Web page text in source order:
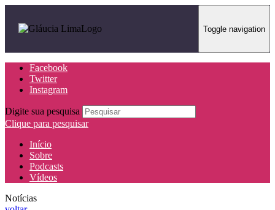
Toggle navigation
Facebook
Twitter
Instagram
Digite sua pesquisa
Clique para pesquisar
Início
Sobre
Podcasts
Vídeos
Notícias